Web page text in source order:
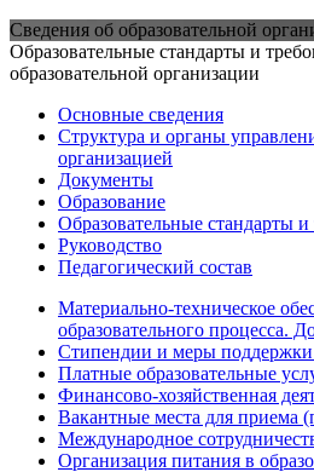
Сведения об образовательной
Образовательные стандарты и
образовательной организации
Основные сведения
Структура и органы
организацией
Документы
Образование
Образовательные стандарты и
Руководство
Педагогический состав
Материально-техническое
образовательного процесса.
Стипендии и меры
Платные образовательные
Финансово-хозяйственная
Вакантные места для приема
Международное
Организация питания в